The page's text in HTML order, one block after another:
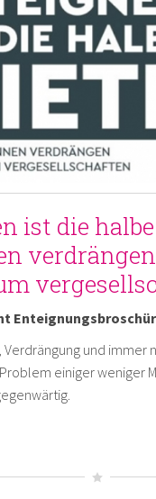
ist die
Verdrängung und immer
einiger weniger